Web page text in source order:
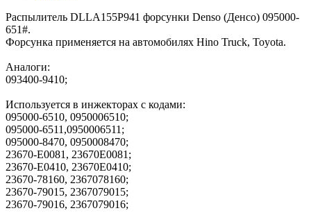
Распылитель DLLA155P941 форсунки Denso (Денсо) 095000-
651#.
Форсунка применяется на автомобилях Hino Truck, Toyota.
Аналоги:
093400-9410;
Используется в инжекторах с кодами:
095000-6510, 0950006510;
095000-6511,0950006511;
095000-8470, 0950008470;
23670-E0081, 23670E0081;
23670-Е0410, 23670Е0410;
23670-78160, 2367078160;
23670-79015, 2367079015;
23670-79016, 2367079016;